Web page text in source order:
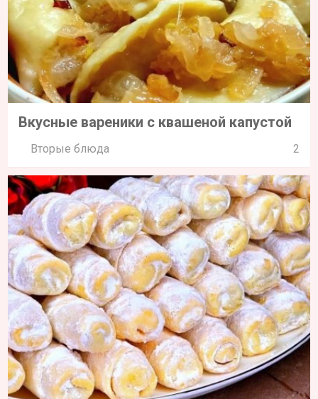
Вкусные вареники с квашеной капустой
Вторые блюда 2